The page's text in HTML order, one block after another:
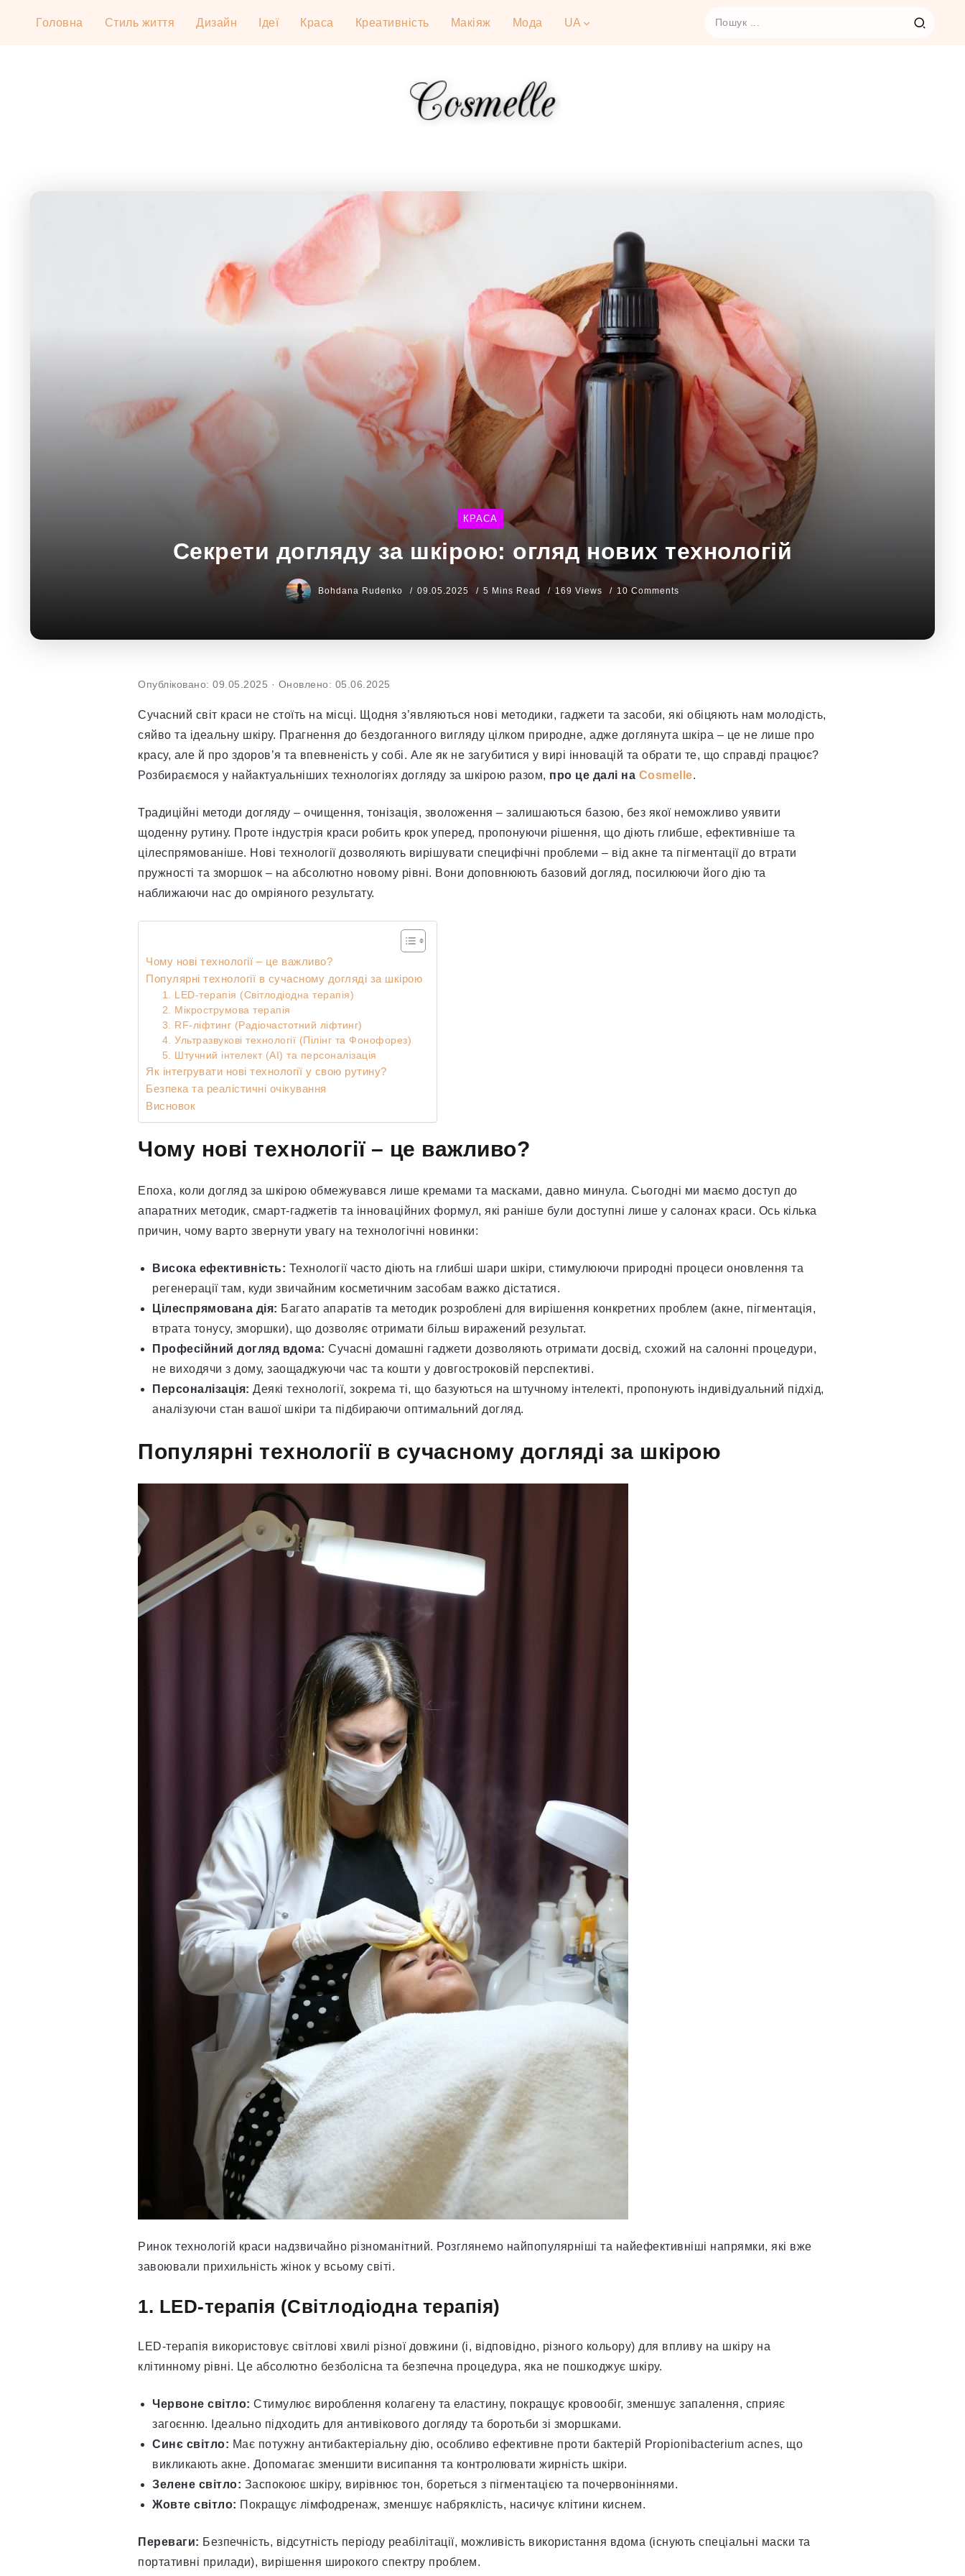
Головна Стиль життя Дизайн Ідеї Краса Креативність Макіяж Мода UA
КРАСА
Секрети догляду за шкірою: огляд нових технологій
Bohdana Rudenko 09.05.2025 5 Mins Read 169 Views 10 Comments
Опубліковано: 09.05.2025 · Оновлено: 05.06.2025
Сучасний світ краси не стоїть на місці. Щодня з’являються нові методики, гаджети та засоби, які обіцяють нам молодість,
сяйво та ідеальну шкіру. Прагнення до бездоганного вигляду цілком природне, адже доглянута шкіра – це не лише про
красу, але й про здоров’я та впевненість у собі. Але як не загубитися у вирі інновацій та обрати те, що справді працює?
Розбираємося у найактуальніших технологіях догляду за шкірою разом, про це далі на Cosmelle.
Традиційні методи догляду – очищення, тонізація, зволоження – залишаються базою, без якої неможливо уявити
щоденну рутину. Проте індустрія краси робить крок уперед, пропонуючи рішення, що діють глибше, ефективніше та
цілеспрямованіше. Нові технології дозволяють вирішувати специфічні проблеми – від акне та пігментації до втрати
пружності та зморшок – на абсолютно новому рівні. Вони доповнюють базовий догляд, посилюючи його дію та
наближаючи нас до омріяного результату.
Чому нові технології – це важливо?
Популярні технології в сучасному догляді за шкірою
1. LED-терапія (Світлодіодна терапія)
2. Мікрострумова терапія
3. RF-ліфтинг (Радіочастотний ліфтинг)
4. Ультразвукові технології (Пілінг та Фонофорез)
5. Штучний інтелект (AI) та персоналізація
Як інтегрувати нові технології у свою рутину?
Безпека та реалістичні очікування
Висновок
Чому нові технології – це важливо?
Епоха, коли догляд за шкірою обмежувався лише кремами та масками, давно минула. Сьогодні ми маємо доступ до
апаратних методик, смарт-гаджетів та інноваційних формул, які раніше були доступні лише у салонах краси. Ось кілька
причин, чому варто звернути увагу на технологічні новинки:
Висока ефективність: Технології часто діють на глибші шари шкіри, стимулюючи природні процеси оновлення та
регенерації там, куди звичайним косметичним засобам важко дістатися.
Цілеспрямована дія: Багато апаратів та методик розроблені для вирішення конкретних проблем (акне, пігментація,
втрата тонусу, зморшки), що дозволяє отримати більш виражений результат.
Професійний догляд вдома: Сучасні домашні гаджети дозволяють отримати досвід, схожий на салонні процедури,
не виходячи з дому, заощаджуючи час та кошти у довгостроковій перспективі.
Персоналізація: Деякі технології, зокрема ті, що базуються на штучному інтелекті, пропонують індивідуальний підхід,
аналізуючи стан вашої шкіри та підбираючи оптимальний догляд.
Популярні технології в сучасному догляді за шкірою
Ринок технологій краси надзвичайно різноманітний. Розглянемо найпопулярніші та найефективніші напрямки, які вже
завоювали прихильність жінок у всьому світі.
1. LED-терапія (Світлодіодна терапія)
LED-терапія використовує світлові хвилі різної довжини (і, відповідно, різного кольору) для впливу на шкіру на
клітинному рівні. Це абсолютно безболісна та безпечна процедура, яка не пошкоджує шкіру.
Червоне світло: Стимулює вироблення колагену та еластину, покращує кровообіг, зменшує запалення, сприяє
загоєнню. Ідеально підходить для антивікового догляду та боротьби зі зморшками.
Синє світло: Має потужну антибактеріальну дію, особливо ефективне проти бактерій Propionibacterium acnes, що
викликають акне. Допомагає зменшити висипання та контролювати жирність шкіри.
Зелене світло: Заспокоює шкіру, вирівнює тон, бореться з пігментацією та почервоніннями.
Жовте світло: Покращує лімфодренаж, зменшує набряклість, насичує клітини киснем.
Переваги: Безпечність, відсутність періоду реабілітації, можливість використання вдома (існують спеціальні маски та
портативні прилади), вирішення широкого спектру проблем.